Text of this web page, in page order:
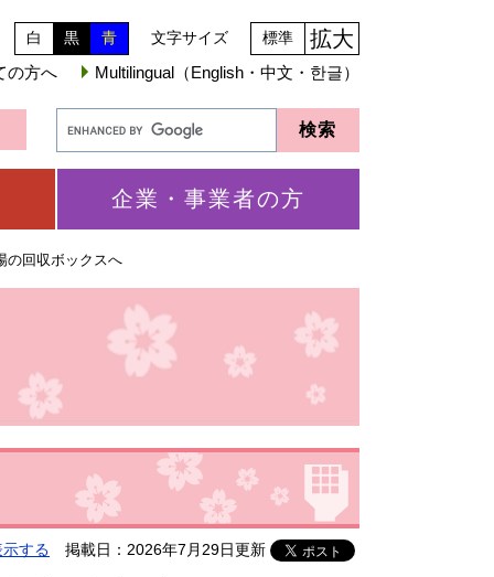
白 黒 青 文字サイズ 標準 拡大
の方へ Multilingual（English・中文・한글）
企業・事業者の方
の回収ボックスへ
する 掲載日：2026年7月29日更新